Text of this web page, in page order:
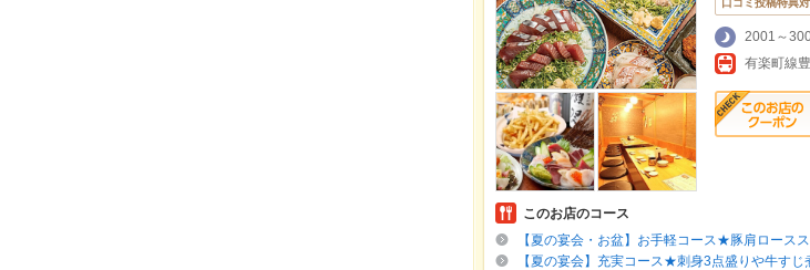
口コミ投稿特典
2001～
有楽町線
このお店のコース
【夏の宴会・お盆】お手軽コース★豚肩ロース
【夏の宴会】充実コース★刺身3点盛りや牛す